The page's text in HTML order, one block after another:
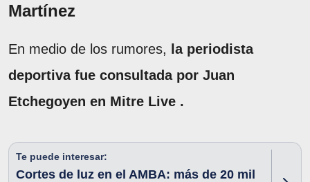
Martínez
En medio de los rumores, la periodista
deportiva fue consultada por Juan
Etchegoyen en Mitre Live .
Te puede interesar:
Cortes de luz en el AMBA: más de 20 mil